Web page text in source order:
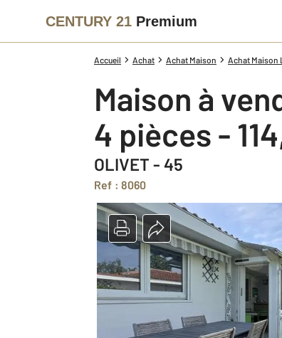
CENTURY 21 Premium
Accueil Achat Achat Maison Achat Maison
Maison à
4 pièces -
OLIVET - 45
Ref : 8060